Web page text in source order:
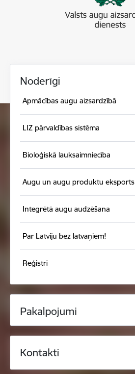
Noderīgi
Apmācības augu aizsardzībā
LIZ pārvaldības sistēma
Bioloģiskā lauksaimniecība
Augu un augu produktu eksports
Integrētā augu audzēšana
Par Latviju bez latvāņiem!
Reģistri
Pakalpojumi
Kontakti